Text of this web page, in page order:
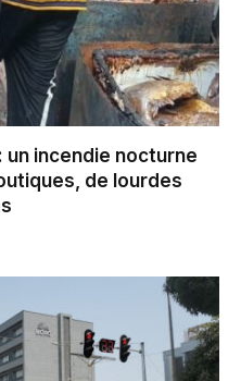
un incendie nocturne
de lourdes